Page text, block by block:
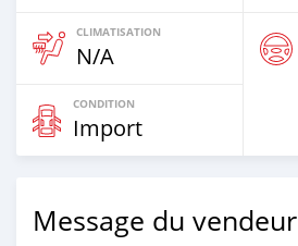
CLIMATISATION
N/A
CONDITION
Import
Message du vendeur